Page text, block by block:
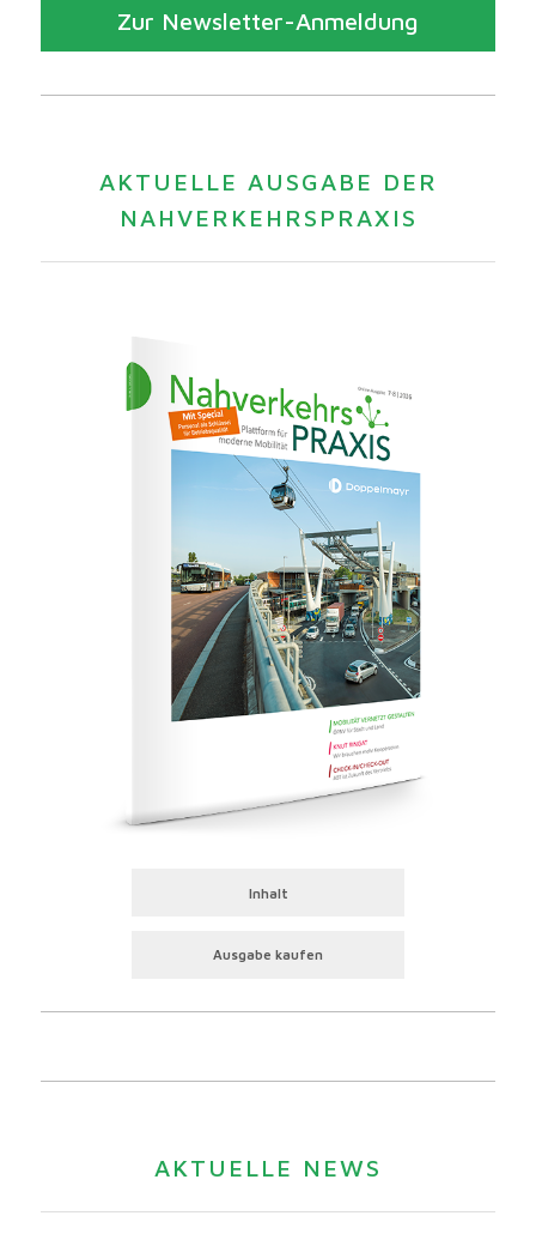
Zur Newsletter-Anmeldung
AKTUELLE AUSGABE DER
NAHVERKEHRSPRAXIS
Inhalt
Ausgabe kaufen
AKTUELLE NEWS